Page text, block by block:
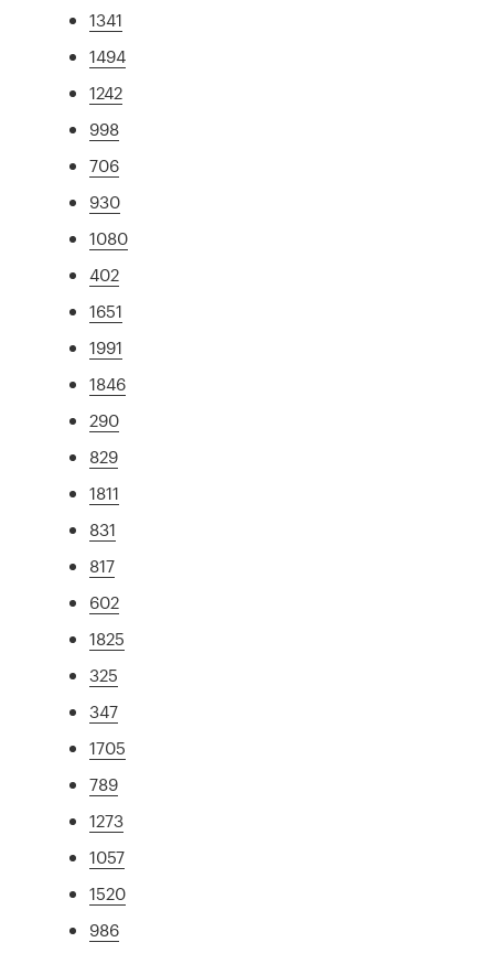
1341
1494
1242
998
706
930
1080
402
1651
1991
1846
290
829
1811
831
817
602
1825
325
347
1705
789
1273
1057
1520
986